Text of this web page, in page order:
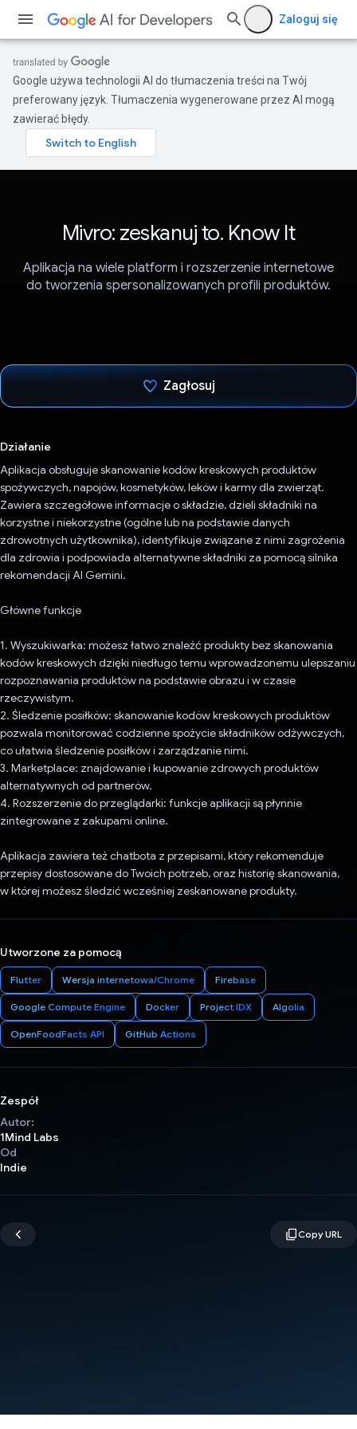
Zaloguj się
Google używa technologii AI do tłumaczenia treści na Twój
preferowany język. Tłumaczenia wygenerowane przez AI mogą
zawierać błędy.
Mivro: zeskanuj to. Know It
Aplikacja na wiele platform i rozszerzenie internetowe
do tworzenia spersonalizowanych profili produktów.
Zagłosuj
Działanie
Aplikacja obsługuje skanowanie kodów kreskowych produktów
spożywczych, napojów, kosmetyków, leków i karmy dla zwierząt.
Zawiera szczegółowe informacje o składzie, dzieli składniki na
korzystne i niekorzystne (ogólne lub na podstawie danych
zdrowotnych użytkownika), identyfikuje związane z nimi zagrożenia
dla zdrowia i podpowiada alternatywne składniki za pomocą silnika
rekomendacji AI Gemini.
Główne funkcje
1. Wyszukiwarka: możesz łatwo znaleźć produkty bez skanowania
kodów kreskowych dzięki niedługo temu wprowadzonemu ulepszaniu
rozpoznawania produktów na podstawie obrazu i w czasie
rzeczywistym.
2. Śledzenie posiłków: skanowanie kodów kreskowych produktów
pozwala monitorować codzienne spożycie składników odżywczych,
co ułatwia śledzenie posiłków i zarządzanie nimi.
3. Marketplace: znajdowanie i kupowanie zdrowych produktów
alternatywnych od partnerów.
4. Rozszerzenie do przeglądarki: funkcje aplikacji są płynnie
zintegrowane z zakupami online.
Aplikacja zawiera też chatbota z przepisami, który rekomenduje
przepisy dostosowane do Twoich potrzeb, oraz historię skanowania,
w której możesz śledzić wcześniej zeskanowane produkty.
Utworzone za pomocą
Flutter Wersja internetowa/Chrome Firebase
Google Compute Engine Docker Project IDX Algolia
OpenFoodFacts API GitHub Actions
Zespół
Autor:
1Mind Labs
Od
Indie